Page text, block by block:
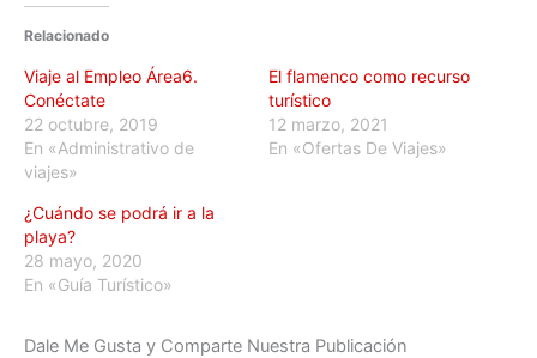
Relacionado
Viaje al Empleo Área6.
Conéctate
22 octubre, 2019
En «Administrativo de
viajes»
El flamenco como recurso
turístico
12 marzo, 2021
En «Ofertas De Viajes»
¿Cuándo se podrá ir a la
playa?
28 mayo, 2020
En «Guía Turístico»
Dale Me Gusta y Comparte Nuestra Publicación